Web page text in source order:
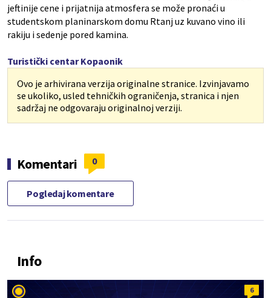
jeftinije cene i prijatnija atmosfera se može pronaći u
studentskom planinarskom domu Rtanj uz kuvano vino ili
rakiju i sedenje pored kamina.
Turistički centar Kopaonik
Ovo je arhivirana verzija originalne stranice. Izvinjavamo
se ukoliko, usled tehničkih ograničenja, stranica i njen
sadržaj ne odgovaraju originalnoj verziji.
Komentari 0
Pogledaj komentare
Info
6